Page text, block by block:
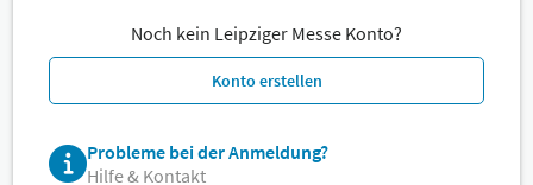
Noch kein Leipziger Messe Konto?
Konto erstellen
Probleme bei der Anmeldung?
Hilfe & Kontakt